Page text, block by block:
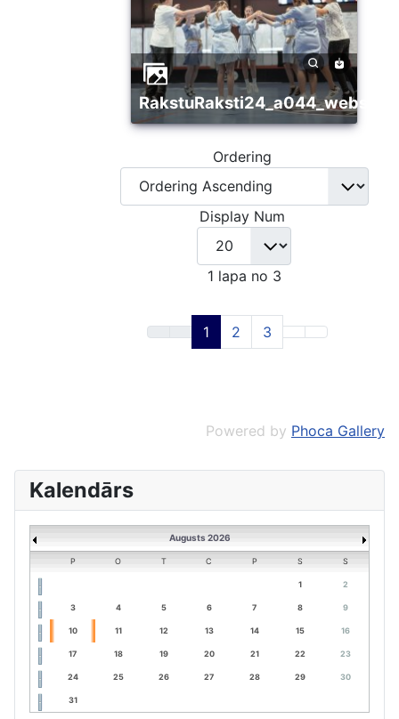
RakstuRaksti24_a044_websize
Ordering
Display Num
1 lapa no 3
1 2 3
Powered by Phoca Gallery
Kalendārs
Augusts 2026
P O T C P S S
1 2
3 4 5 6 7 8 9
10 11 12 13 14 15 16
17 18 19 20 21 22 23
24 25 26 27 28 29 30
31